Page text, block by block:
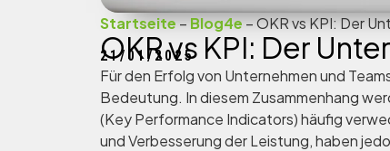
Startseite–Blog4e–OKR vs KPI: Der
OKR vs KPI: Der
21/01/2025
Für den Erfolg von Unternehmen und
Bedeutung. In diesem Zusammenhang
(Key Performance Indicators) häufig
und Verbesserung der Leistung, haben